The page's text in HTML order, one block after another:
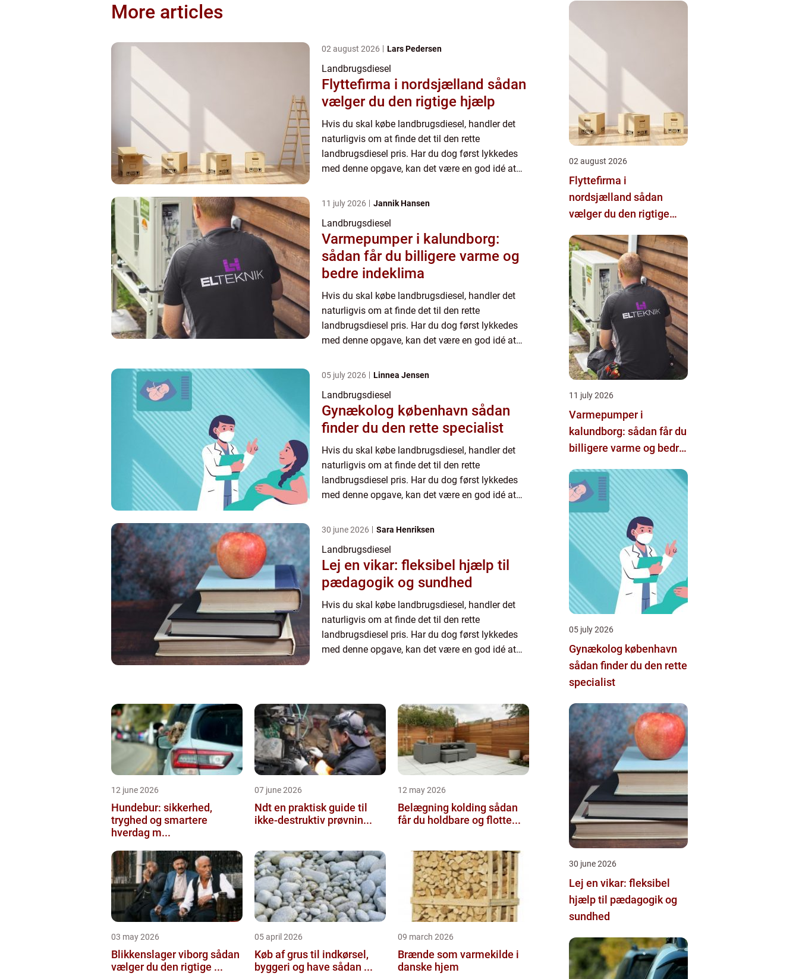
More articles
02 august 2026 Lars Pedersen
Landbrugsdiesel
Flyttefirma i nordsjælland sådan
vælger du den rigtige hjælp
Hvis du skal købe landbrugsdiesel, handler det
naturligvis om at finde det til den rette
landbrugsdiesel pris. Har du dog først lykkedes
med denne opgave, kan det være en god idé at
11 july 2026 Jannik Hansen
Landbrugsdiesel
Varmepumper i kalundborg:
sådan får du billigere varme og
bedre indeklima
Hvis du skal købe landbrugsdiesel, handler det
naturligvis om at finde det til den rette
landbrugsdiesel pris. Har du dog først lykkedes
med denne opgave, kan det være en god idé at
05 july 2026 Linnea Jensen
Landbrugsdiesel
Gynækolog københavn sådan
finder du den rette specialist
Hvis du skal købe landbrugsdiesel, handler det
naturligvis om at finde det til den rette
landbrugsdiesel pris. Har du dog først lykkedes
med denne opgave, kan det være en god idé at
30 june 2026 Sara Henriksen
Landbrugsdiesel
Lej en vikar: fleksibel hjælp til
pædagogik og sundhed
Hvis du skal købe landbrugsdiesel, handler det
naturligvis om at finde det til den rette
landbrugsdiesel pris. Har du dog først lykkedes
med denne opgave, kan det være en god idé at
12 june 2026
Hundebur: sikkerhed,
tryghed og smartere
hverdag m...
07 june 2026
Ndt en praktisk guide til
ikke-destruktiv prøvnin...
12 may 2026
Belægning kolding sådan
får du holdbare og flotte...
03 may 2026
Blikkenslager viborg sådan
vælger du den rigtige ...
05 april 2026
Køb af grus til indkørsel,
byggeri og have sådan ...
09 march 2026
Brænde som varmekilde i
danske hjem
02 august 2026
Flyttefirma i
nordsjælland sådan
vælger du den rigtige
11 july 2026
Varmepumper i
kalundborg: sådan får du
billigere varme og bedre
05 july 2026
Gynækolog københavn
sådan finder du den rette
specialist
30 june 2026
Lej en vikar: fleksibel
hjælp til pædagogik og
sundhed